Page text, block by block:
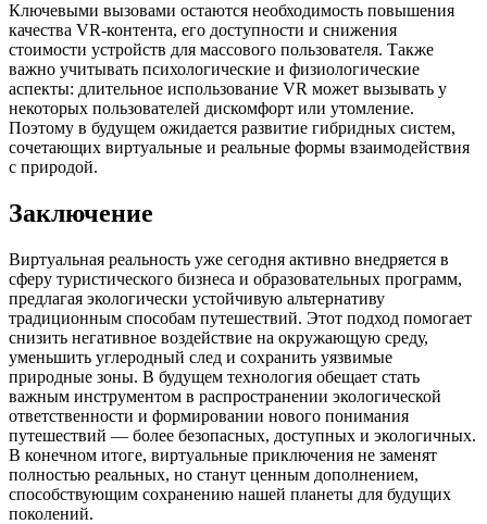
Ключевыми вызовами остаются необходимость повышения
качества VR-контента, его доступности и снижения
стоимости устройств для массового пользователя. Также
важно учитывать психологические и физиологические
аспекты: длительное использование VR может вызывать у
некоторых пользователей дискомфорт или утомление.
Поэтому в будущем ожидается развитие гибридных систем,
сочетающих виртуальные и реальные формы взаимодействия
с природой.
Заключение
Виртуальная реальность уже сегодня активно внедряется в
сферу туристического бизнеса и образовательных программ,
предлагая экологически устойчивую альтернативу
традиционным способам путешествий. Этот подход помогает
снизить негативное воздействие на окружающую среду,
уменьшить углеродный след и сохранить уязвимые
природные зоны. В будущем технология обещает стать
важным инструментом в распространении экологической
ответственности и формировании нового понимания
путешествий — более безопасных, доступных и экологичных.
В конечном итоге, виртуальные приключения не заменят
полностью реальных, но станут ценным дополнением,
способствующим сохранению нашей планеты для будущих
поколений.